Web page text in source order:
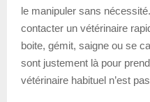
le manipuler sans
contacter un vétérinaire
boite, gémit, saigne ou se
sont justement là pour
vétérinaire habituel n’est